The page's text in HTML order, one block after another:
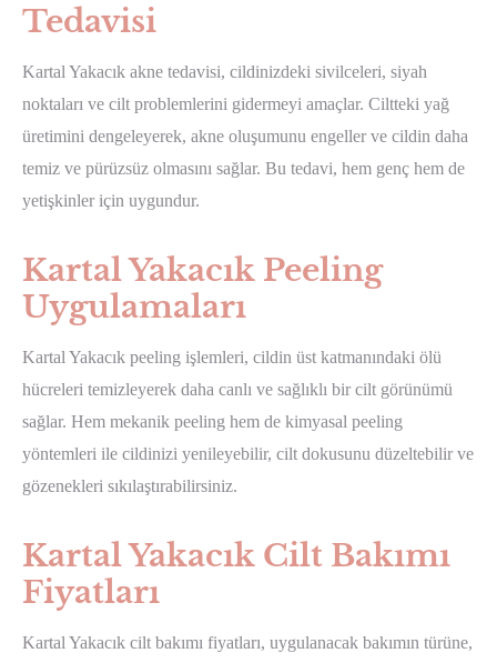
Tedavisi
Kartal Yakacık akne tedavisi, cildinizdeki sivilceleri, siyah
noktaları ve cilt problemlerini gidermeyi amaçlar. Ciltteki yağ
üretimini dengeleyerek, akne oluşumunu engeller ve cildin daha
temiz ve pürüzsüz olmasını sağlar. Bu tedavi, hem genç hem de
yetişkinler için uygundur.
Kartal Yakacık Peeling
Uygulamaları
Kartal Yakacık peeling işlemleri, cildin üst katmanındaki ölü
hücreleri temizleyerek daha canlı ve sağlıklı bir cilt görünümü
sağlar. Hem mekanik peeling hem de kimyasal peeling
yöntemleri ile cildinizi yenileyebilir, cilt dokusunu düzeltebilir ve
gözenekleri sıkılaştırabilirsiniz.
Kartal Yakacık Cilt Bakımı
Fiyatları
Kartal Yakacık cilt bakımı fiyatları, uygulanacak bakımın türüne,